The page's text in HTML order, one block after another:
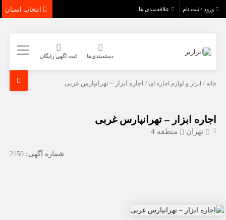
ورود / ثبت نام علاقه‌مندی ها
دسته‌بندی‌ها ثبت اگهی رایگان
خانه / ابزار و لوازم اجاره ای / اجاره ابزار – تهرانپارس غربی
اجاره ابزار – تهرانپارس غربی
تهران منطقه 4
شماره آگهی: 2150